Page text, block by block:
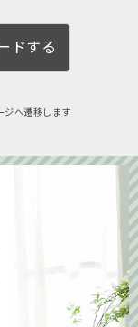
ドする
ジへ遷移します